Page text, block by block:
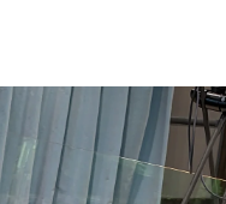
お知らせ
イベント・グッズ
YouTube
会社情報